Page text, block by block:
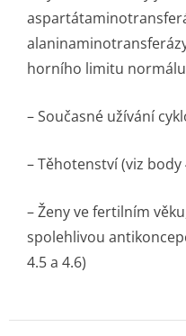
horního limitu
– Současné užívání
– Těhotenství (viz body
– Ženy ve fertilním
spolehlivou
4.5 a 4.6)